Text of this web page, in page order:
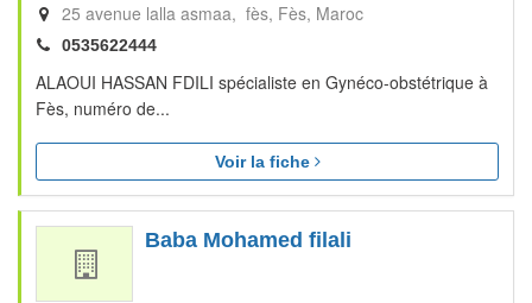
25 avenue lalla asmaa, fès Fès Maroc
0535622444
ALAOUI HASSAN FDILI spécialiste en Gynéco-obstétrique à
Fès, numéro de...
Voir la fiche
Baba Mohamed filali